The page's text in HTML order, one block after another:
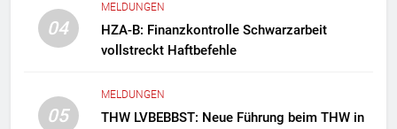
04
MELDUNGEN
HZA-B: Finanzkontrolle Schwarzarbeit
vollstreckt Haftbefehle
05
MELDUNGEN
THW LVBEBBST: Neue Führung beim THW in